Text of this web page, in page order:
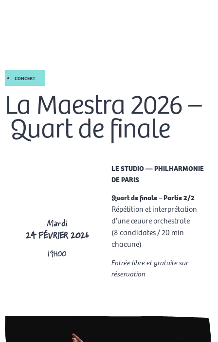
CONCERT
La Maestra 2026 –
Quart de finale
Mardi
24 FÉVRIER 2026
19H00
LE STUDIO — PHILHARMONIE
DE PARIS
Quart de finale – Partie 2/2
Répétition et interprétation
d’une œuvre orchestrale
(8 candidates / 20 min
chacune)
Entrée libre et gratuite sur
réservation